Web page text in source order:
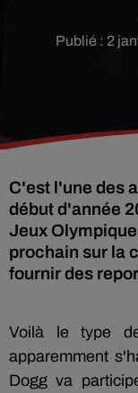
Publié : 2
C'est l'une des
début d'année
Jeux
prochain sur la
fournir des
Voilà le type
apparemment
Dogg va